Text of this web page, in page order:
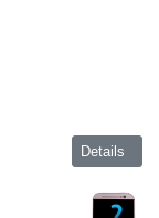
Details